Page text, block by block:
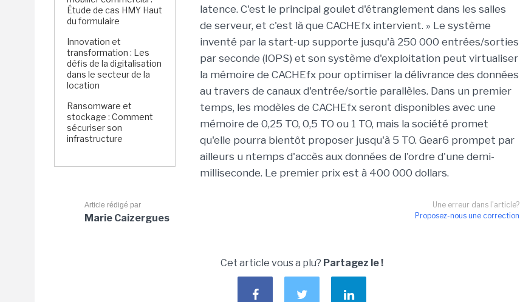
Étude de cas HMY Haut
du formulaire
Innovation et
transformation : Les
défis de la digitalisation
dans le secteur de la
location
Ransomware et
stockage : Comment
sécuriser son
infrastructure
latence. C'est le principal goulet d'étranglement dans les salles
de serveur, et c'est là que CACHEfx intervient. » Le système
inventé par la start-up supporte jusqu'à 250 000 entrées/sorties
par seconde (IOPS) et son système d'exploitation peut virtualiser
la mémoire de CACHEfx pour optimiser la délivrance des données
au travers de canaux d'entrée/sortie parallèles. Dans un premier
temps, les modèles de CACHEfx seront disponibles avec une
mémoire de 0,25 TO, 0,5 TO ou 1 TO, mais la société promet
qu'elle pourra bientôt proposer jusqu'à 5 TO. Gear6 prompet par
ailleurs u ntemps d'accès aux données de l'ordre d'une demi-
milliseconde. Le premier prix est à 400 000 dollars.
Une erreur dans l'article?
Proposez-nous une correction
Article rédigé par
Marie Caizergues
Cet article vous a plu? Partagez le !